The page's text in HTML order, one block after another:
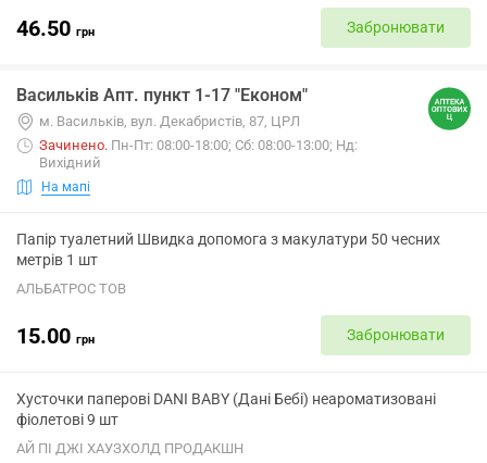
46.50 грн Забронювати
Васильків Апт. пункт 1-17 "Економ"
м. Васильків, вул. Декабристів, 87, ЦРЛ
Зачинено. Пн-Пт: 08:00-18:00; Сб: 08:00-13:00; Нд:
Вихідний
На мапі
Папір туалетний Швидка допомога з макулатури 50 чесних
метрів 1 шт
АЛЬБАТРОС ТОВ
15.00 грн Забронювати
Хусточки паперові DANI BABY (Дані Бебі) неароматизовані
фіолетові 9 шт
АЙ ПІ ДЖІ ХАУЗХОЛД ПРОДАКШН